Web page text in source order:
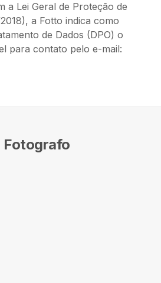
a Lei Geral de Proteção de
a Fotto indica como
de Dados (DPO) o
para contato pelo e-mail:
Fotografo